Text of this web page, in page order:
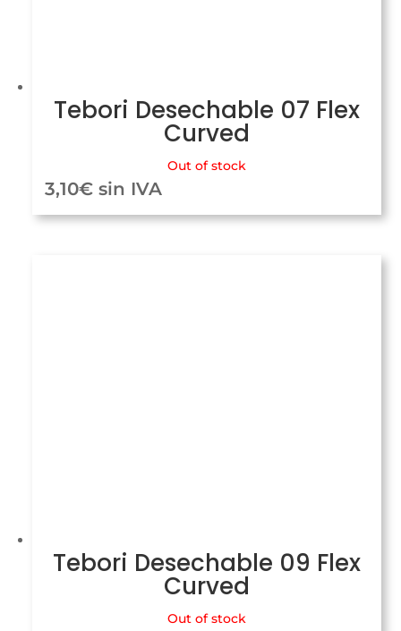
Tebori Desechable 07 Flex
Curved
Out of stock
3,10€ sin IVA
Tebori Desechable 09 Flex
Curved
Out of stock